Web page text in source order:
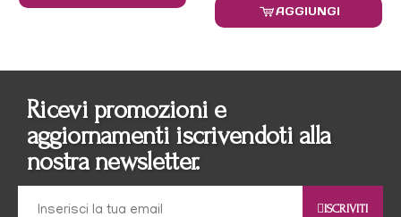
AGGIUNGI
Ricevi promozioni e
aggiornamenti iscrivendoti alla
nostra newsletter.
ISCRIVITI